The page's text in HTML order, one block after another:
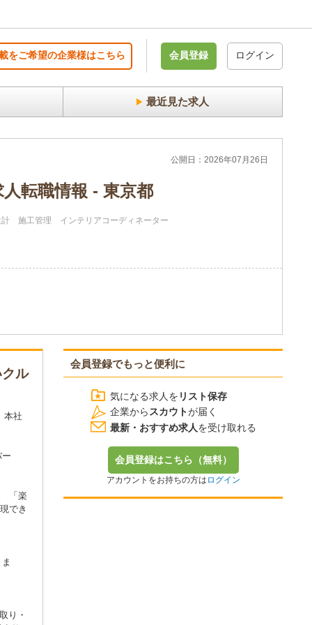
をご希望の企業様はこちら 会員登録 ログイン
最近見た求人
公開日：2026年07月26日
転職情報 - 東京都
施工管理 インテリアコーディネーター
ル
本社
「楽
でき
り・
会員登録でもっと便利に
気になる求人を リスト保存
企業から スカウトが届く
最新・おすすめ求人を受け取れる
会員登録はこちら（無料）
アカウントをお持ちの方は ログイン